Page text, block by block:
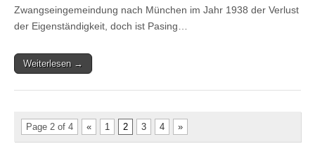
Zwangseingemeindung nach München im Jahr 1938 der Verlust
der Eigenständigkeit, doch ist Pasing…
Weiterlesen →
Page 2 of 4 « 1 2 3 4 »